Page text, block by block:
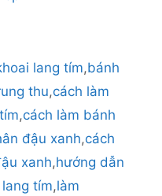
lang tím,bánh
thu,cách làm
,cách làm bánh
đậu xanh,cách
xanh,hướng dẫn
tím,làm